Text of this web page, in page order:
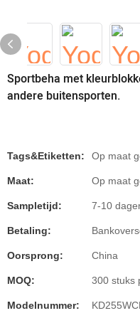
Sportbeha met
andere buitensporten.
Tags&Etiketten: Op maat
Maat: Op maat
Sampletijd: 7-10
Betaling:
Oorsprong: China
MOQ: 300 stuks
Modelnummer: